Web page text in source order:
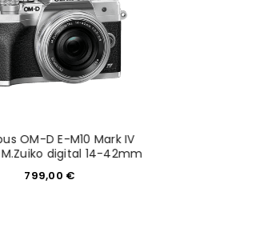
OM-D E-M10 Mark IV
digital 14-42mm
799,00 €